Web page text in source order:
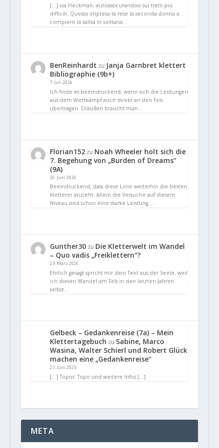
[…] via Heckmair, autoassicurandosi sui tratti più
difficili. Questa impresa la rese la seconda donna a
compiere la salita in solitaria…
BenReinhardt zu Janja Garnbret klettert
Bibliographie (9b+)
7. Juli 2026
Ich finde es beeindruckend, wenn sich die Leistungen
aus dem Wettkampf auch direkt an den Fels
übertragen. Draußen braucht man…
Florian152zu Noah Wheeler holt sich die
7. Begehung von „Burden of Dreams“
(9A)
26. Juni 2026
Beeindruckend, dass diese Linie weiterhin die besten
Kletterer anzieht. Allein die Versuche auf diesem
Niveau sind schon eine starke Leistung.…
Gunther30zu Die Kletterwelt im Wandel
– Quo vadis „Freiklettern“?
23. März 2026
Ehrlich gesagt spricht mir dein Text aus der Seele, weil
ich diesen Wandel am Fels in den letzten Jahren
selbst…
Gelbeck – Gedankenreise (7a) – Mein
Klettertagebuch zu Sabine, Marco
Wasina, Walter Schierl und Robert Glück
machen eine „Gedankenreise“
27. Juni 2025
[…] Topos: Topo und weitere Infos […]
META